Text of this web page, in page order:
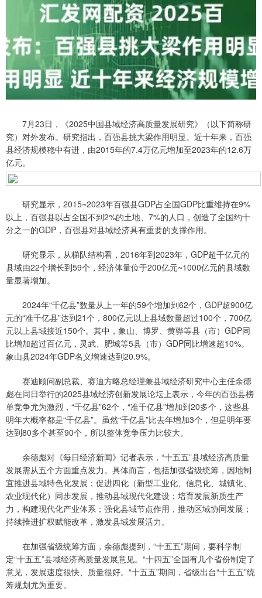
7月23日，《2025中国县域经济高质量发展研究》（以下简称研
究）对外发布。研究指出，百强县挑大梁作用明显。近十年来，百强
县经济规模稳中有进，由2015年的7.4万亿元增加至2023年的12.6万
亿元。
研究显示，2015~2023年百强县GDP占全国GDP比重维持在9%
以上，百强县以占全国不到2%的土地、7%的人口，创造了全国约十
分之一的GDP，百强县对县域经济具有重要的支撑作用。
研究显示，从梯队结构看，2016年到2023年，GDP超千亿元的
县域由22个增长到59个，经济体量位于200亿元~1000亿元的县域数
量显著增加。
2024年“千亿县”数量从上一年的59个增加到62个，GDP超900亿
元的“准千亿县”达到21个，800亿元以上县域数量超过100个，700亿
元以上县域接近150个。其中，象山、博罗、黄骅等县（市）GDP同
比增加超过百亿元，灵武、肥城等5县（市）GDP同比增速超10%。
象山县2024年GDP名义增速达到20.9%。
赛迪顾问副总裁、赛迪方略总经理兼县域经济研究中心主任余德
彪在同日举行的2025县域经济创新发展论坛上表示，今年的百强县榜
单竞争尤为激烈，“千亿县”62个，“准千亿县”增加到20多个，这些县
明年大概率都是“千亿县”。虽然“千亿县”比去年增加3个，但是明年要
达到80多个甚至90个，所以整体竞争压力比较大。
余德彪对《每日经济新闻》记者表示，“十五五”县域经济高质量
发展需从五个方面重点发力。具体而言，包括加强省级统筹，因地制
宜推进县域特色化发展；促进四化（新型工业化、信息化、城镇化、
农业现代化）同步发展，推动县域现代化建设；培育发展新质生产
力，构建现代化产业体系；强化县域节点作用，推动区域协同发展；
持续推进扩权赋能改革，激发县域发展活力。
在加强省级统筹方面，余德彪提到，“十五五”期间，要科学制
定“十五五”县域经济高质量发展意见。“十四五”全国有几个省份制定了
意见，发展速度很快、质量很好。“十五五”期间，省级出台“十五五”统
筹规划尤为重要。